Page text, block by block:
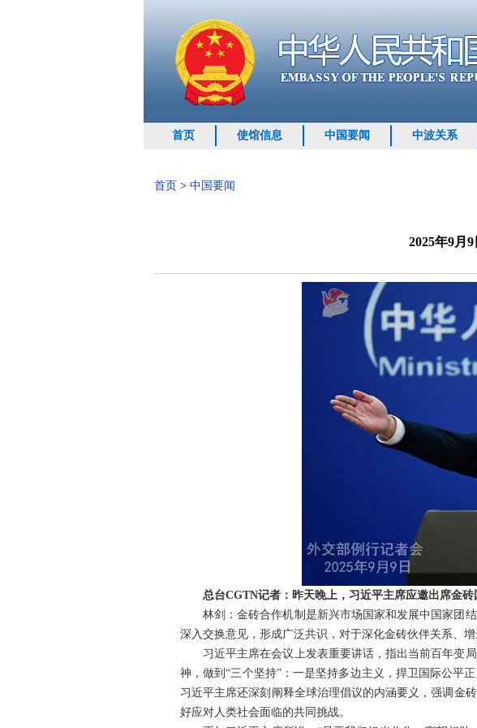
首页 使馆信息 中国要闻 中波关系
首页 > 中国要闻
2025年9月
总台CGTN记者：昨天晚上，习近平主席应邀出席金
林剑：金砖合作机制是新兴市场国家和发展中国家团
深入交换意见，形成广泛共识，对于深化金砖伙伴关系、
习近平主席在会议上发表重要讲话，指出当前百年变
神，做到“三个坚持”：一是坚持多边主义，捍卫国际公平
习近平主席还深刻阐释全球治理倡议的内涵要义，强调金
好应对人类社会面临的共同挑战。